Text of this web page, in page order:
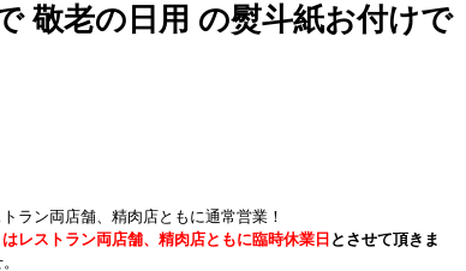
敬老の日用 の熨斗紙お付けで
ラン両店舗、精肉店ともに通常営業！
レストラン両店舗、精肉店ともに臨時休業日 とさせて頂きま